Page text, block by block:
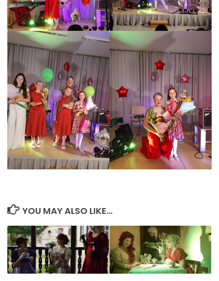
YOU MAY ALSO LIKE...